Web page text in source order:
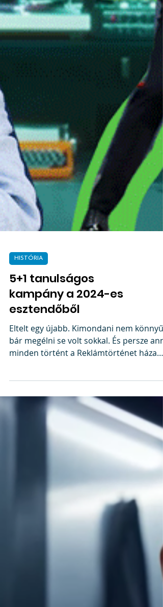
HISTÓRIA
5+1 tanulságos
kampány a 2024-es
esztendőből
Eltelt egy újabb. Kimondani nem könnyű,
minden történt a Reklámtörténet háza
táján is! Volt...